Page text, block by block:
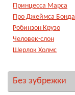
Принцесса Марса
Про Джеймса Бонда
Робинзон Крузо
Человек-слон
Шерлок Холмс
Без зубрежки